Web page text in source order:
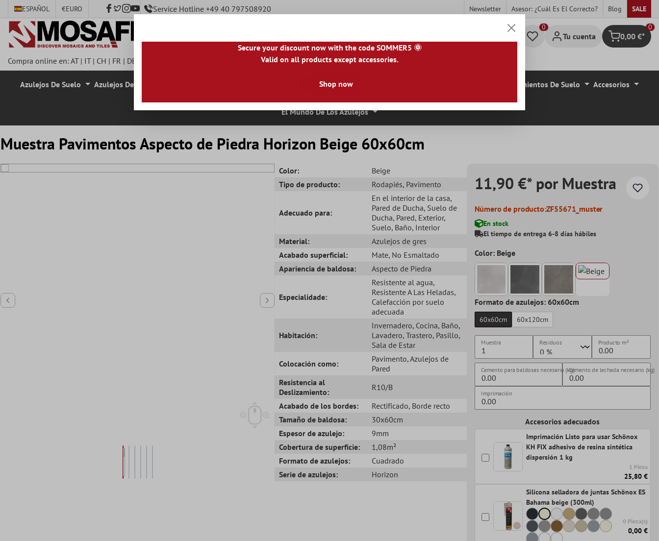
principal
ESPAÑOL €EURO Service Hotline +49 40 797508920 Newsletter Asesor: ¿cuál Es El Correcto? Blog SALE
Tu cuenta Cesta
0
0,00 €*
Compra online en:AT| IT| CH | FR | DE PL|PT|FI| GR|RO|NO|HU |BG|HR|LU
Azulejos De Suelo Azulejos De Pared Azulejos De Piedra Natural Losas Para Terrazas Revestimientos De Suelo Accesorios
El Mundo De Los Azulejos
Muestra Pavimentos Aspecto de Piedra Horizon Beige 60x60cm
Color:
Beige
Tipo de producto:
Rodapiés, Pavimento
Adecuado para:
En el interior de la casa,
Pared de Ducha, Suelo de
Ducha, Pared, Exterior,
Suelo, Baño, Interior
Material:
Azulejos de gres
Acabado superficial:
Mate, No Esmaltado
Apariencia de baldosa:
Aspecto de Piedra
Especialidade:
Resistente al agua,
Resistente A Las Heladas,
Calefacción por suelo
adecuada
Habitación:
Invernadero, Cocina, Baño,
Lavadero, Trastero, Pasillo,
Sala de Estar
Colocación como:
Pavimento, Azulejos de
Pared
Resistencia al
Deslizamiento:
R10/B
Acabado de los bordes:
Rectificado, Borde recto
Tamaño de baldosa:
30x60cm
Espesor de azulejo:
9mm
Cobertura de superficie:
1,08m²
Formato de azulejos:
Cuadrado
Serie de azulejos:
Horizon
11,90 €* por Muestra
Número de producto:ZF55671_muster
En stock
El tiempo de entrega 6-8 días hábiles
Color: Beige
Formato de azulejos: 60x60cm
60x60cm 60x120cm
Muestra Residuos Producto m²
Cemento para baldosas necesario (kg)Cemento de lechada necesario (kg)
Imprimación
Accesorios adecuados
Imprimación Listo para usar Schönox
KH FIX adhesivo de resina sintética
dispersión 1 kg
1 Pieza
25,80 €
Silicona selladora de juntas Schönox ES
Bahama beige (300ml)
0 Pieza(s)
0,00 €
Secure your discount now with the code SOMMER5 🌞
Valid on all products except accessories.
Shop now